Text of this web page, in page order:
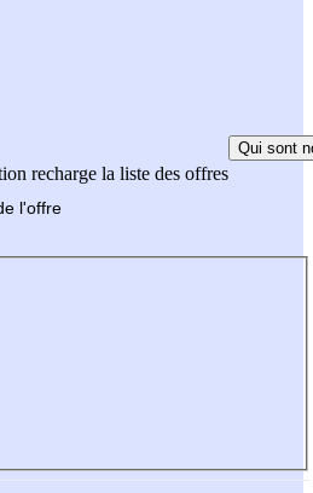
recharge la liste des offres
Qui sont
l'offre